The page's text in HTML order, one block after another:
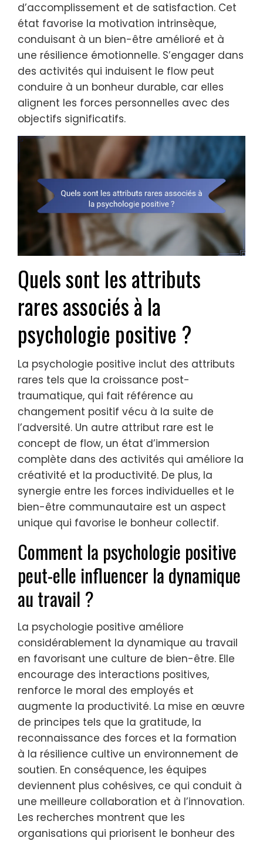
d’accomplissement et de satisfaction. Cet
état favorise la motivation intrinsèque,
conduisant à un bien-être amélioré et à
une résilience émotionnelle. S’engager dans
des activités qui induisent le flow peut
conduire à un bonheur durable, car elles
alignent les forces personnelles avec des
objectifs significatifs.
Quels sont les attributs
rares associés à la
psychologie positive ?
La psychologie positive inclut des attributs
rares tels que la croissance post-
traumatique, qui fait référence au
changement positif vécu à la suite de
l’adversité. Un autre attribut rare est le
concept de flow, un état d’immersion
complète dans des activités qui améliore la
créativité et la productivité. De plus, la
synergie entre les forces individuelles et le
bien-être communautaire est un aspect
unique qui favorise le bonheur collectif.
Comment la psychologie positive
peut-elle influencer la dynamique
au travail ?
La psychologie positive améliore
considérablement la dynamique au travail
en favorisant une culture de bien-être. Elle
encourage des interactions positives,
renforce le moral des employés et
augmente la productivité. La mise en œuvre
de principes tels que la gratitude, la
reconnaissance des forces et la formation
à la résilience cultive un environnement de
soutien. En conséquence, les équipes
deviennent plus cohésives, ce qui conduit à
une meilleure collaboration et à l’innovation.
Les recherches montrent que les
organisations qui priorisent le bonheur des